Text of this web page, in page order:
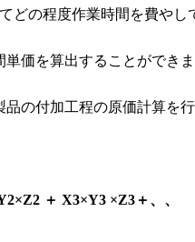
どの程度作業時間を費やし
価を算出することができま
の付加工程の原価計算を
＋ X3×Y3 ×Z3＋、、